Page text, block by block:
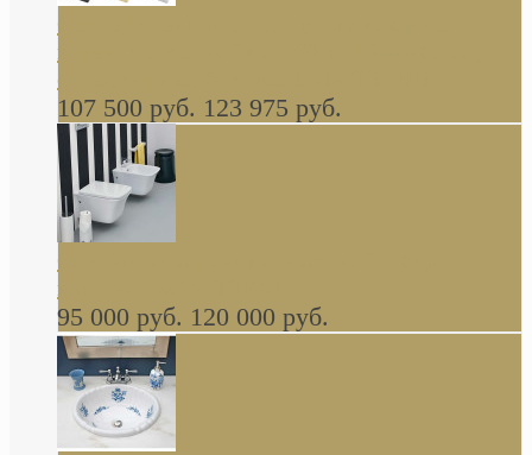
керамическая мойка 1160 x 510 мм белая,
серая, черная, бежевая В НАЛИЧИИ
107 500 руб. 123 975 руб.
навесное КОМПЛЕКТ
95 000 руб. 120 000 руб.